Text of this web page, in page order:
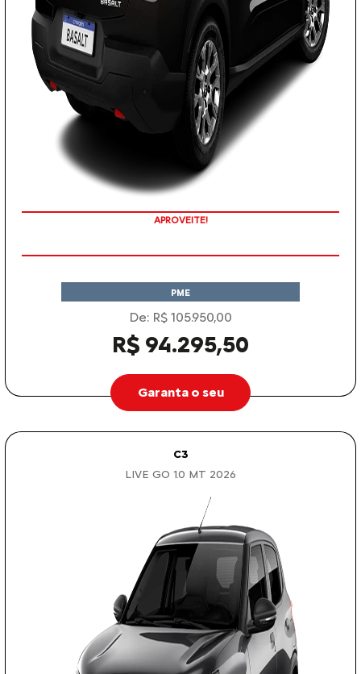
APROVEITE!
PME
De: R$ 105.950,00
R$ 94.295,50
Garanta o seu
C3
LIVE GO 1.0 MT 2026